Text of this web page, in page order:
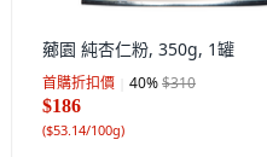
薌園 純杏仁粉, 350g, 1罐
首購折扣價 40%$310
$186
($53.14/100g)